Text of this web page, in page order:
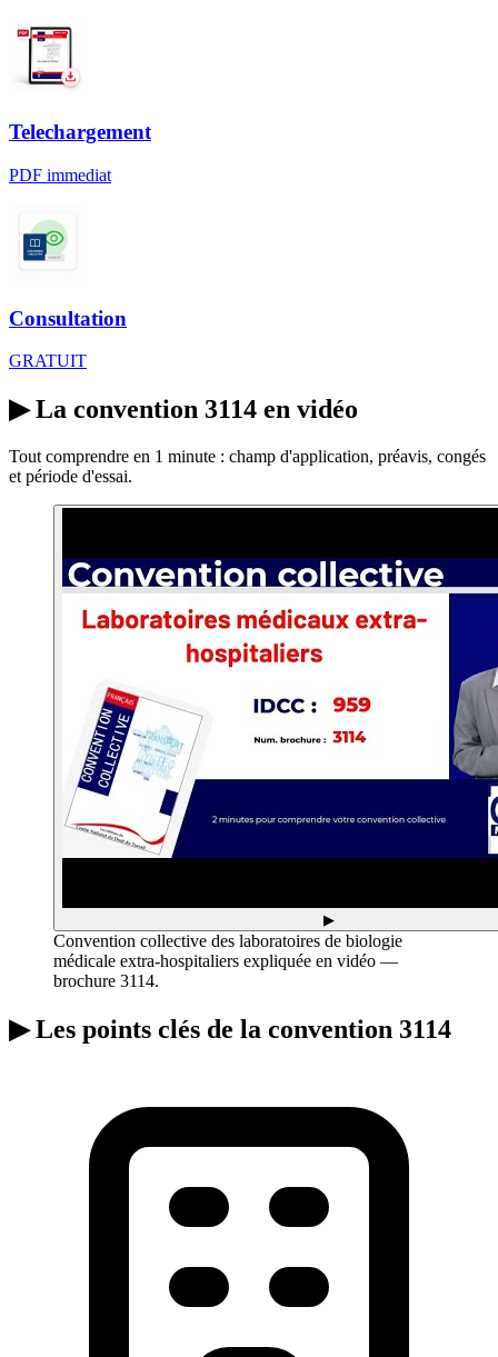
Telechargement
PDF immediat
Consultation
GRATUIT
▶La convention 3114 en vidéo
Tout comprendre en 1 minute : champ d'application, préavis, congés
et période d'essai.
▶
Convention collective des laboratoires de biologie
médicale extra-hospitaliers expliquée en vidéo —
brochure 3114.
▶Les points clés de la convention 3114